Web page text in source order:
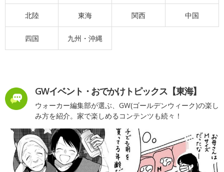
北陸 東海 関西 中国
四国 九州・沖縄
GWイベント・おでかけトピックス【東海】
ウォーカー編集部が選ぶ、GW(ゴールデンウィーク)の楽し
み方を紹介。家で楽しめるコンテンツも続々！